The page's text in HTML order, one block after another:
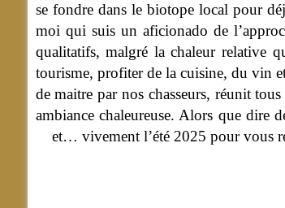
se fondre dans le biotope local pour
moi qui suis un aficionado de
qualitatifs, malgré la chaleur relative
tourisme, profiter de la cuisine, du vin
de maitre par nos chasseurs, réunit
ambiance chaleureuse. Alors que dire
et… vivement l’été 2025 pour vous